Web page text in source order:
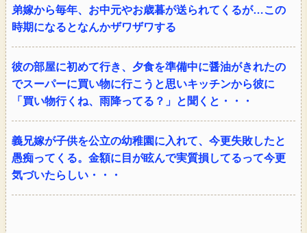
弟嫁から毎年、お中元やお歳暮が送られてくるが…この
時期になるとなんかザワザワする
彼の部屋に初めて行き、夕食を準備中に醤油がきれたの
でスーパーに買い物に行こうと思いキッチンから彼に
「買い物行くね、雨降ってる？」と聞くと・・・
義兄嫁が子供を公立の幼稚園に入れて、今更失敗したと
愚痴ってくる。金額に目が眩んで実質損してるって今更
気づいたらしい・・・